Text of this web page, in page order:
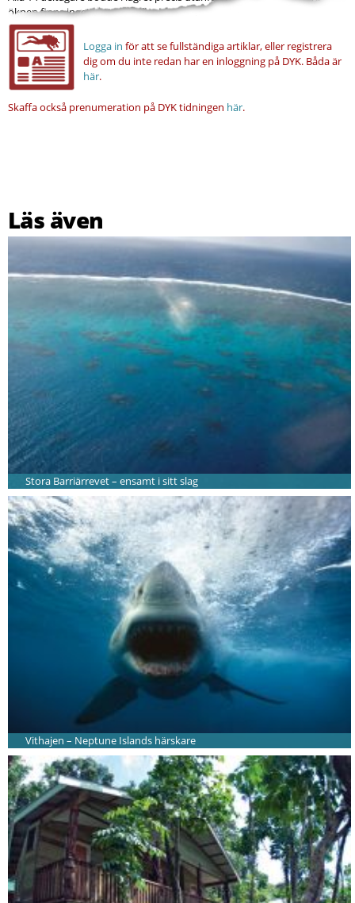
öknen finns inget vatten. Heller inga duschar eller...
Logga in för att se fullständiga artiklar, eller registrera
dig om du inte redan har en inloggning på DYK. Båda är
här.
Skaffa också prenumeration på DYK tidningen här.
Läs även
Stora Barriärrevet – ensamt i sitt slag
Vithajen – Neptune Islands härskare